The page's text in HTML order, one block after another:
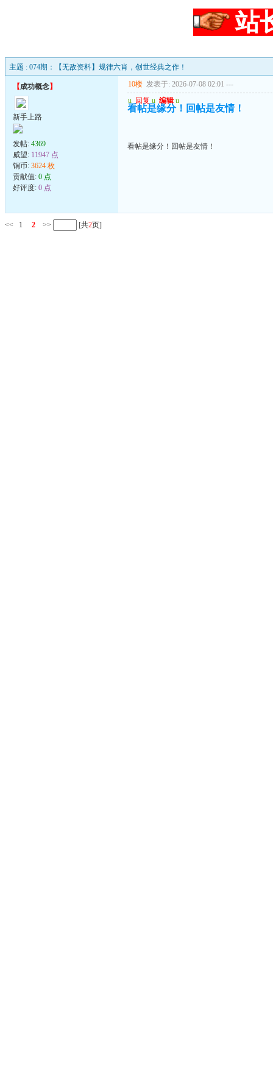
站
主题 : 074期：【无敌资料】规律六肖，创世经典之作！
【成功概念】
新手上路
发帖: 4369
威望: 11947 点
铜币: 3624 枚
贡献值: 0 点
好评度: 0 点
10楼 发表于: 2026-07-08 02:01 ---
u 回复 u 编辑 u
看帖是缘分！回帖是友情！
看帖是缘分！回帖是友情！
<< 1 2 >> [共2页]